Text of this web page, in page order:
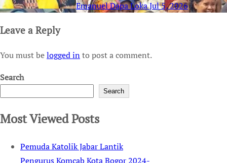
Emanuel Dapa LokaJul 5, 2026
Leave a Reply
You must belogged into post a comment.
Search
Search
Most Viewed Posts
Pemuda Katolik Jabar Lantik
Pengurus Komcab Kota Bogor 2024-